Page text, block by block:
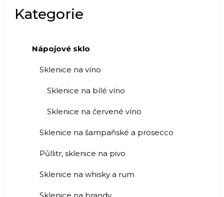
Kategorie
Nápojové sklo
Sklenice na víno
Sklenice na bílé víno
Sklenice na červené víno
Sklenice na šampaňské a prosecco
Půllitr, sklenice na pivo
Sklenice na whisky a rum